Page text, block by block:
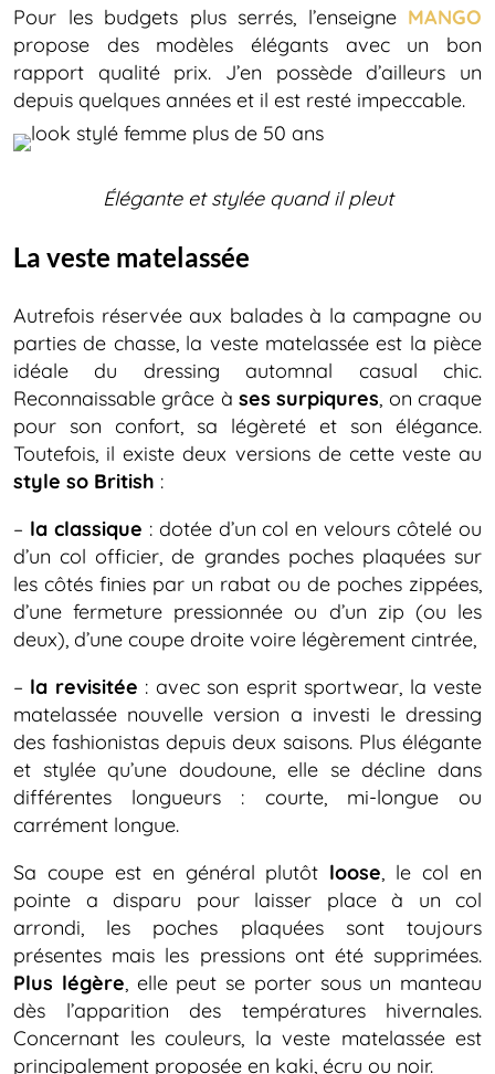
Pour les budgets plus serrés, l’enseigne MANGO
propose des modèles élégants avec un bon
rapport qualité prix. J’en possède d’ailleurs un
depuis quelques années et il est resté impeccable.
Élégante et stylée quand il pleut
La veste matelassée
Autrefois réservée aux balades à la campagne ou
parties de chasse, la veste matelassée est la pièce
idéale du dressing automnal casual chic.
Reconnaissable grâce à ses surpiqures, on craque
pour son confort, sa légèreté et son élégance.
Toutefois, il existe deux versions de cette veste au
style so British :
– la classique : dotée d’un col en velours côtelé ou
d’un col officier, de grandes poches plaquées sur
les côtés finies par un rabat ou de poches zippées,
d’une fermeture pressionnée ou d’un zip (ou les
deux), d’une coupe droite voire légèrement cintrée,
– la revisitée : avec son esprit sportwear, la veste
matelassée nouvelle version a investi le dressing
des fashionistas depuis deux saisons. Plus élégante
et stylée qu’une doudoune, elle se décline dans
différentes longueurs : courte, mi-longue ou
carrément longue.
Sa coupe est en général plutôt loose, le col en
pointe a disparu pour laisser place à un col
arrondi, les poches plaquées sont toujours
présentes mais les pressions ont été supprimées.
Plus légère, elle peut se porter sous un manteau
dès l’apparition des températures hivernales.
Concernant les couleurs, la veste matelassée est
principalement proposée en kaki, écru ou noir.